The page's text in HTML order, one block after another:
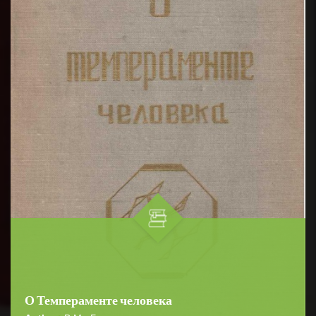
О Темпераменте человека